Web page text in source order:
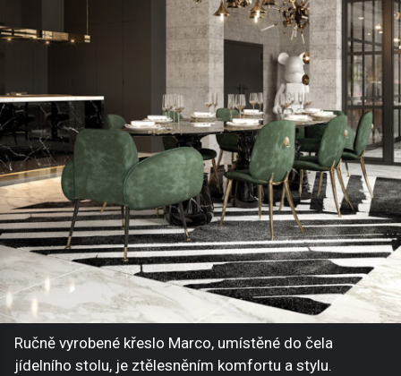
Ručně vyrobené křeslo Marco, umístěné do čela
jídelního stolu, je ztělesněním komfortu a stylu.